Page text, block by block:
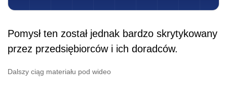
Pomysł ten został jednak bardzo skrytykowany
przez przedsiębiorców i ich doradców.
Dalszy ciąg materiału pod wideo